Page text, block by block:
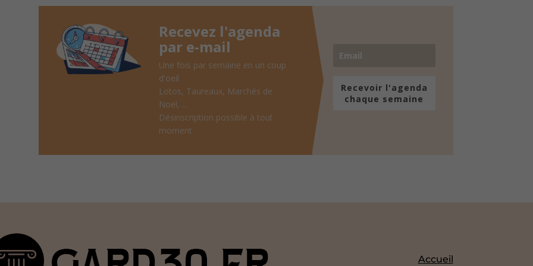
Recevez l'agenda
par e-mail
Une fois par semaine en un coup
d'oeil
Lotos, Taureaux, Marchés de
Noël, ...
Désinscription possible à tout
moment
Recevoir l'agenda
chaque semaine
Accueil